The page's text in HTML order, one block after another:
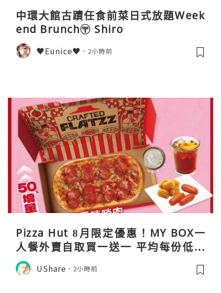
中環大館古蹟任食前菜日式放題Week
end Brunch〶 Shiro
♥Eunice♥ 2小時前
Pizza Hut 8月限定優惠！MY BOX一
人餐外賣自取買一送一 平均每份低至
$31
UShare 2小時前